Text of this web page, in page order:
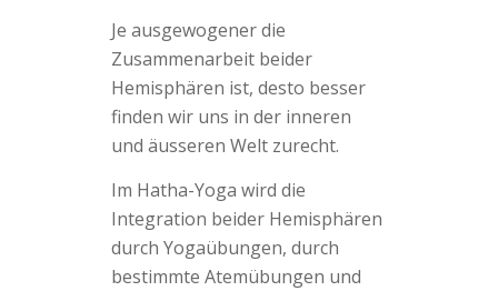
Je ausgewogener die
Zusammenarbeit beider
Hemisphären ist, desto besser
finden wir uns in der inneren
und äusseren Welt zurecht.
Im Hatha-Yoga wird die
Integration beider Hemisphären
durch Yogaübungen, durch
bestimmte Atemübungen und